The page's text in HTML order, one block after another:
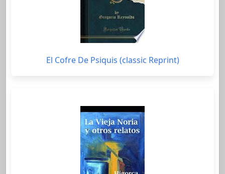
El Cofre De Psiquis (classic Reprint)